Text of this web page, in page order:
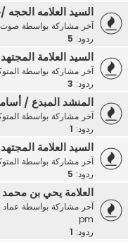
السيد العلامه
آخر مشاركة بواسطة صوت
ردود: 5
السيد العلامة
آخر مشاركة بواسطة
ردود: 3
المنشد المبدع /
آخر مشاركة بواسطة
ردود: 1
السيد العلامة
آخر مشاركة بواسطة
ردود: 5
العلامة يحي بن
آخر مشاركة بواسطة
pm
ردود: 1